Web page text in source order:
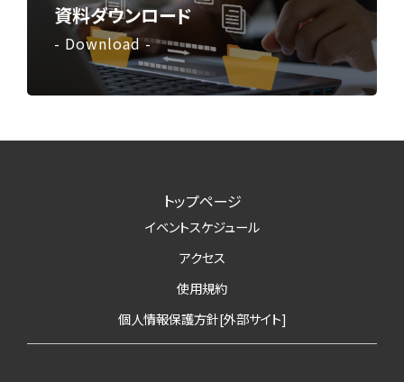
資料ダウンロード
- Download -
トップページ
イベントスケジュール
アクセス
使用規約
個人情報保護方針[外部サイト]